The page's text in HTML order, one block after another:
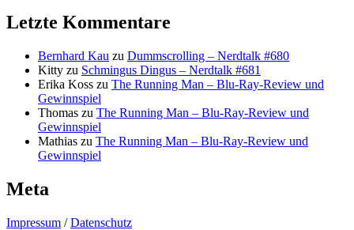
Letzte Kommentare
Bernhard Kau zu Dummscrolling – Nerdtalk #680
Kitty zu Schmingus Dingus – Nerdtalk #681
Erika Koss zu The Running Man – Blu-Ray-Review und
Gewinnspiel
Thomas zu The Running Man – Blu-Ray-Review und
Gewinnspiel
Mathias zu The Running Man – Blu-Ray-Review und
Gewinnspiel
Meta
Impressum /Datenschutz